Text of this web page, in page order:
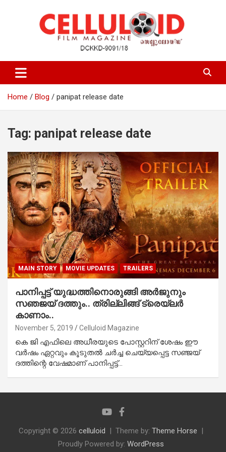
celluloid
Home Blog panipat release date
Tag: panipat release date
MAIN STORY MOVIE UPDATES TRAILERS
പാനിപ്പട്ട് യുദ്ധത്തിനൊരുങ്ങി അര്‍ജുനും
സഞജയ് ദത്തും.. ത്രില്ലിങ്ങ് ട്രെയ്‌ലര്‍
കാണാം..
November 5, 2019 Celluloid Magazine
കെ ജി എഫിലെ അധീരയുടെ പോസ്റ്ററിന് ശേഷം ഈ
വര്‍ഷം ഏറ്റവും കൂടുതല്‍ ചര്‍ച്ച ചെയ്യപ്പെട്ട സഞ്ജയ്
ദത്തിന്റെ വേഷമാണ് പാനിപ്പട്ട്…
Copyright © 2026 celluloid Theme by: Theme Horse
Proudly Powered by: WordPress